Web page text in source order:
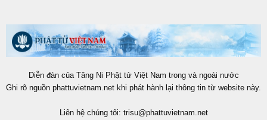
Diễn đàn của Tăng Ni Phật tử Việt Nam trong và ngoài nước
Ghi rõ nguồn phattuvietnam.net khi phát hành lại thông tin từ website này.
Liên hệ chúng tôi: trisu@phattuvietnam.net